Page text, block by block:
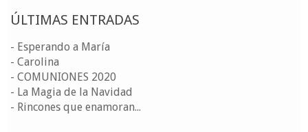
ÚLTIMAS ENTRADAS
- Esperando a María
- Carolina
- COMUNIONES 2020
- La Magia de la Navidad
- Rincones que enamoran...